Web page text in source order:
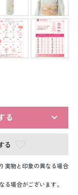
る
る
実物と印象の異なる場合
る場合がございます。